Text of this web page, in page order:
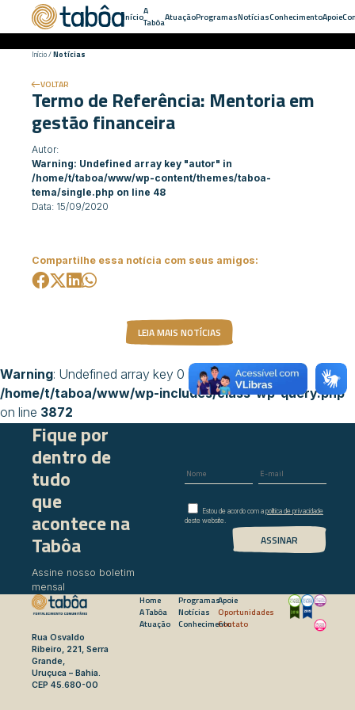
InícioA
TabôaAtuaçãoProgramasNotíciasConhecimentoApoie
Início/Notícias
Termo de Referência: Mentoria em
gestão financeira
VOLTAR
Autor:
Warning: Undefined array key "autor" in
/home/t/taboa/www/wp-content/themes/taboa-
tema/single.php on line 48
Data: 15/09/2020
Compartilhe essa notícia com seus amigos:
LEIA MAIS NOTÍCIAS
Warning: Undefined array key 0 in
/home/t/taboa/www/wp-includes/class-wp-query.php
on line 3872
Fique por
dentro de
tudo
que
acontece na
Tabôa
Assine nosso boletim
mensal
Estou de acordo com a política de privacidade
deste website.
Rua Osvaldo
Ribeiro, 221, Serra
Grande,
Uruçuca – Bahia.
CEP 45.680-00
Home
A Tabôa
Atuação
Programas
Notícias
Conhecimento
Apoie
Oportunidades
Contato